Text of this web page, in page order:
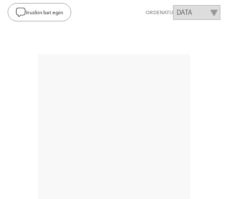
Iruzkin bat egin ORDENATU